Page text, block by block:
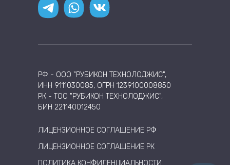
РФ - ООО "РУБИКОН ТЕХНОЛОДЖИС",
ИНН 9111030085, ОГРН 1239100008850
РК - ТОО "РУБИКОН ТЕХНОЛОДЖИС",
БИН 221140012450
ЛИЦЕНЗИОННОЕ СОГЛАШЕНИЕ РФ
ЛИЦЕНЗИОННОЕ СОГЛАШЕНИЕ РК
ПОЛИТИКА КОНФИДЕНЦИАЛЬНОСТИ